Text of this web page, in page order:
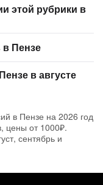
этой рубрики в
в Пензе
в августе
в Пензе на 2026 год
цены от 1000₽.
сентябрь и